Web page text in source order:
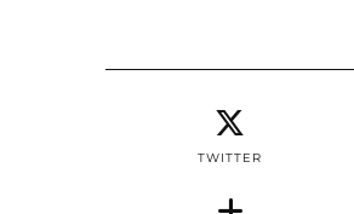
TWITTER